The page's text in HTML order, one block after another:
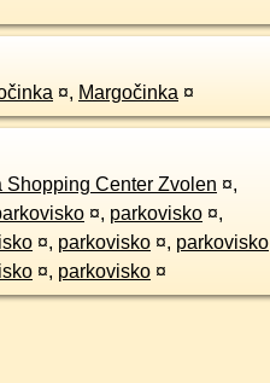
¤, Margočinka ¤
Shopping Center Zvolen ¤,
¤, parkovisko ¤,
¤, parkovisko ¤, parkovisko
¤, parkovisko ¤